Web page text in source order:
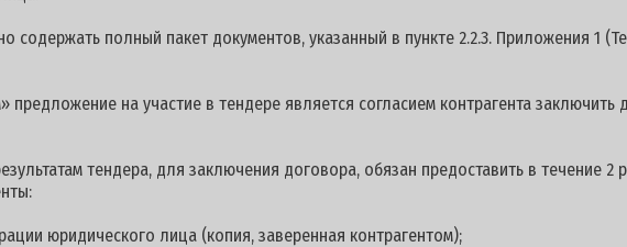
содержать полный пакет документов, указанный в пункте 2.2.3. Приложения 1
на участие в тендере является согласием контрагента заключить
тендера, для заключения договора, обязан предоставить в течение 2
юридического лица (копия, заверенная контрагентом);